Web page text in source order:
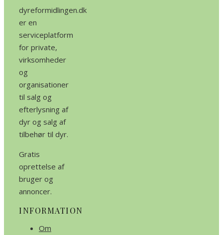
dyreformidlingen.dk
er en
serviceplatform
for private,
virksomheder
og
organisationer
til salg og
efterlysning af
dyr og salg af
tilbehør til dyr.
Gratis
oprettelse af
bruger og
annoncer.
INFORMATION
Om